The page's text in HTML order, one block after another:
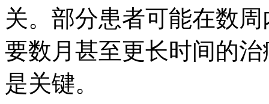
关。部分患者可能在数
要数月甚至更长时间的
是关键。